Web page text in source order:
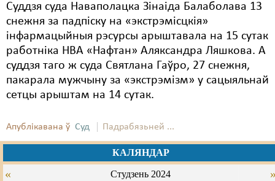
Суддзя суда Наваполацка Зінаіда Балаболава 13
снежня за падпіску на «экстрэмісцкія»
інфармацыйныя рэсурсы арыштавала на 15 сутак
работніка НВА «Нафтан» Аляксандра Ляшкова. А
суддзя таго ж суда Святлана Гаўро, 27 снежня,
пакарала мужчыну за «экстрэмізм» у сацыяльнай
сетцы арыштам на 14 сутак.
Апублікавана ў Суд Падрабязьней ...
КАЛЯНДАР
« Студзень 2024
Мірныя сходы
Палітвязьні
Праваабаронцы
Правы дзіцяці
Рознае